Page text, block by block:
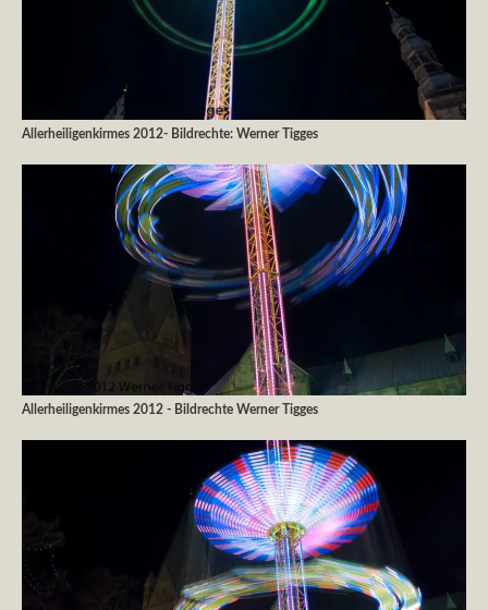
Allerheiligenkirmes 2012- Bildrechte: Werner Tigges
Allerheiligenkirmes 2012 - Bildrechte Werner Tigges